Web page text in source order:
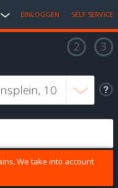
EINLOGGEN SELF SERVICE
We take into account